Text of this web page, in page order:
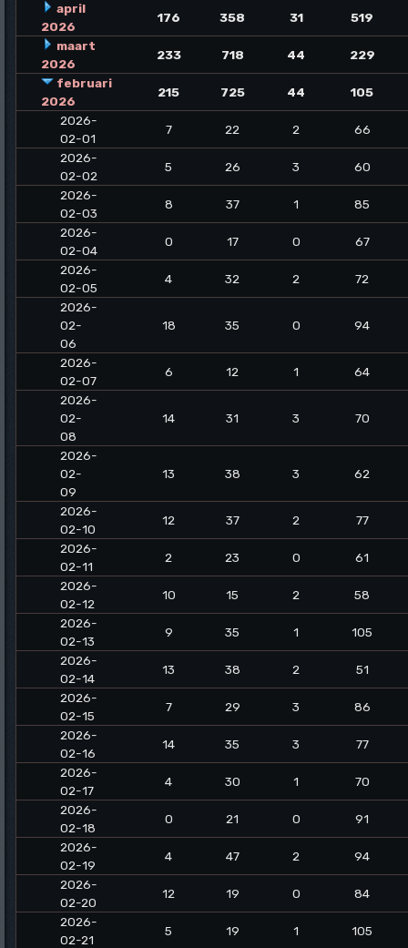
april
2026
176 358 31
519
maart
2026
233 718 44
229
februari
2026
215 725 44
105
2026-
02-01
7 22 2
66
2026-
02-02
5 26 3
60
2026-
02-03
8 37 1
85
2026-
02-04
0 17 0
67
2026-
02-05
4 32 2
72
2026-
02-
06
18 35 0 94
2026-
02-07
6 12 1
64
2026-
02-
08
14 31 3 70
2026-
02-
09
13 38 3 62
2026-
02-10
12 37 2
77
2026-
02-11
2 23 0
61
2026-
02-12
10 15 2
58
2026-
02-13
9 35 1
105
2026-
02-14
13 38 2
51
2026-
02-15
7 29 3
86
2026-
02-16
14 35 3
77
2026-
02-17
4 30 1
70
2026-
02-18
0 21 0
91
2026-
02-19
4 47 2
94
2026-
02-20
12 19 0
84
2026-
02-21
5 19 1
105